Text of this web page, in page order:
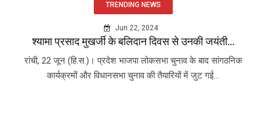
TRENDING NEWS
Jun 22, 2024
श्यामा प्रसाद मुखर्जी के बलिदान दिवस से उनकी जयंती...
रांची, 22 जून (हि.स.)। प्रदेश भाजपा लोकसभा चुनाव के बाद सांगठनिक
कार्यक्रमों और विधानसभा चुनाव की तैयारियों में जुट गई...